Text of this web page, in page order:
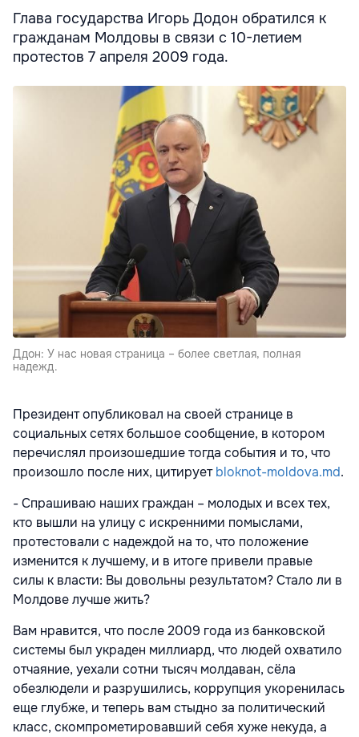
Глава государства Игорь Додон обратился к
гражданам Молдовы в связи с 10-летием
протестов 7 апреля 2009 года.
Ддон: У нас новая страница – более светлая, полная
надежд.
Президент опубликовал на своей странице в
социальных сетях большое сообщение, в котором
перечислял произошедшие тогда события и то, что
произошло после них, цитируетbloknot-moldova.md.
- Спрашиваю наших граждан – молодых и всех тех,
кто вышли на улицу с искренними помыслами,
протестовали с надеждой на то, что положение
изменится к лучшему, и в итоге привели правые
силы к власти: Вы довольны результатом? Стало ли в
Молдове лучше жить?
Вам нравится, что после 2009 года из банковской
системы был украден миллиард, что людей охватило
отчаяние, уехали сотни тысяч молдаван, сёла
обезлюдели и разрушились, коррупция укоренилась
еще глубже, и теперь вам стыдно за политический
класс, скомпрометировавший себя хуже некуда, а